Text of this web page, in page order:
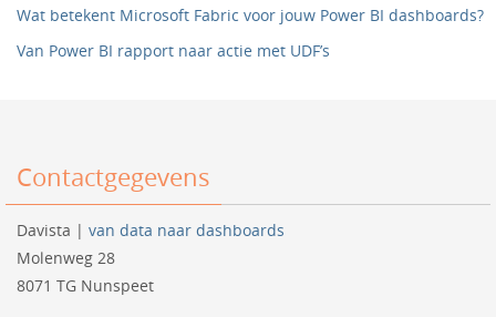
Wat betekent Microsoft Fabric voor jouw Power BI dashboards?
Van Power BI rapport naar actie met UDF’s
Contactgegevens
Davista | van data naar dashboards
Molenweg 28
8071 TG Nunspeet